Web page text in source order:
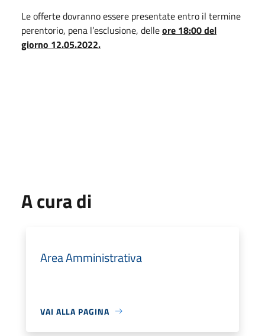
Le offerte dovranno essere presentate entro il termine
perentorio, pena l’esclusione, delleore 18:00 del
giorno 12.05.2022.
A cura di
Area Amministrativa
VAI ALLA PAGINA